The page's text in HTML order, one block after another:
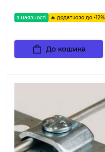
в наявності 🔥 додатково до -12%
До кошика